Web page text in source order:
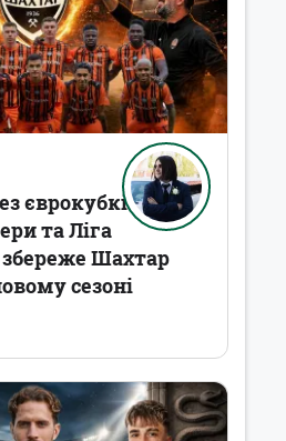
єврокубків,
та Ліга
Шахтар
сезоні